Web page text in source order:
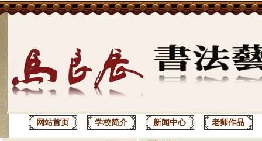
网站首页 学校简介 新闻中心 老师作品